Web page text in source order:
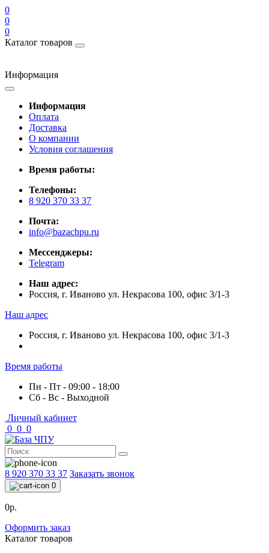
0
0
0
Каталог товаров
Информация
Информация
Оплата
Доставка
О компании
Условия соглашения
Время работы:
Телефоны:
8 920 370 33 37
Почта:
info@bazachpu.ru
Мессенджеры:
Telegram
Наш адрес:
Россия, г. Иваново ул. Некрасова 100, офис 3/1-3
Наш адрес
Россия, г. Иваново ул. Некрасова 100, офис 3/1-3
Время работы
Пн - Пт - 09:00 - 18:00
Сб - Вс - Выходной
Личный кабинет
0 0 0
8 920 370 33 37 Заказать звонок
0
0р.
Оформить заказ
Каталог товаров